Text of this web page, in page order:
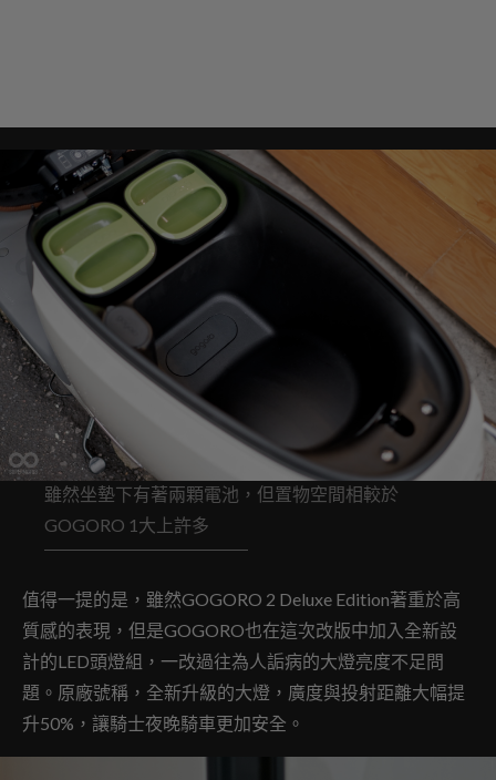
雖然坐墊下有著兩顆電池，但置物空間相較於
GOGORO 1大上許多
值得一提的是，雖然GOGORO 2 Deluxe Edition著重於高
質感的表現，但是GOGORO也在這次改版中加入全新設
計的LED頭燈組，一改過往為人詬病的大燈亮度不足問
題。原廠號稱，全新升級的大燈，廣度與投射距離大幅提
升50%，讓騎士夜晚騎車更加安全。